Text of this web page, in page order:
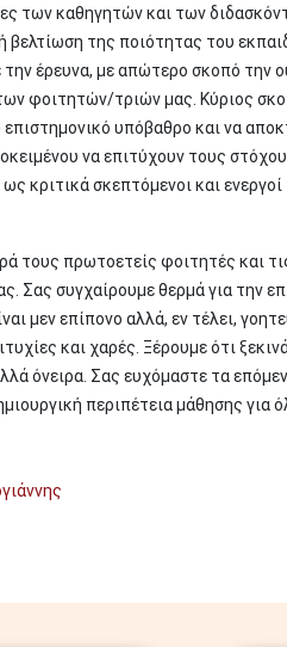
των καθηγητών και των
βελτίωση της ποιότητας του
έρευνα, με απώτερο σκοπό την
φοιτητών/τριών μας. Κύριος
υπόβαθρο και να
να επιτύχουν τους
κριτικά σκεπτόμενοι και
τους πρωτοετείς φοιτητές και
Σας συγχαίρουμε θερμά για την
μεν επίπονο αλλά, εν τέλει,
και χαρές. Ξέρουμε ότι
όνειρα. Σας ευχόμαστε τα
περιπέτεια μάθησης για